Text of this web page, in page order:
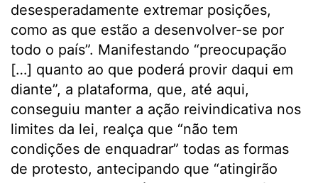
desesperadamente extremar posições,
como as que estão a desenvolver-se por
todo o país”. Manifestando “preocupação
[…] quanto ao que poderá provir daqui em
diante”, a plataforma, que, até aqui,
conseguiu manter a ação reivindicativa nos
limites da lei, realça que “não tem
condições de enquadrar” todas as formas
de protesto, antecipando que “atingirão